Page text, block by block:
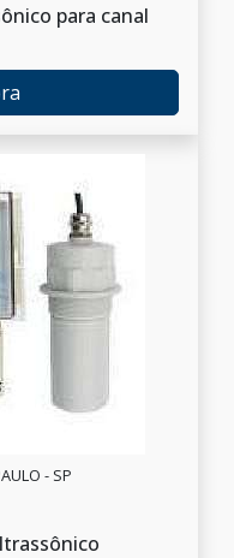
para canal
- SP